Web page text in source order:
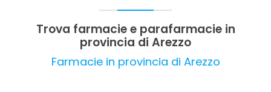
complesso, si evidenzia un giudizio complessivo
servizio offerto.
Trova farmacie e parafarmacie in
provincia di Arezzo
Farmacie in provincia di Arezzo